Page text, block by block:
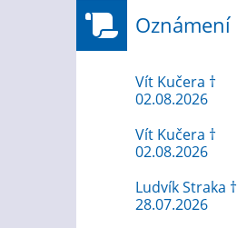
Oznámení
Vít Kučera †
02.08.2026
Vít Kučera †
02.08.2026
Ludvík Straka †
28.07.2026